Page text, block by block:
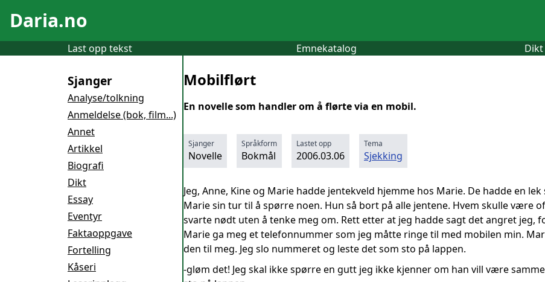
Daria.no
Last opp tekst Emnekatalog Dikt
Sjanger
Analyse/tolkning
Anmeldelse (bok, film...)
Annet
Artikkel
Biografi
Dikt
Essay
Eventyr
Faktaoppgave
Fortelling
Kåseri
Mobilflørt
En novelle som handler om å flørte via en mobil.
Sjanger
Novelle
Språkform
Bokmål
Lastet opp
2006.03.06
Tema
Sjekking
Jeg, Anne, Kine og Marie hadde jentekveld hjemme hos Marie. De hadde en
Marie sin tur til å spørre noen. Hun så bort på alle jentene. Hvem skulle være
svarte nødt uten å tenke meg om. Rett etter at jeg hadde sagt det angret jeg,
Marie ga meg et telefonnummer som jeg måtte ringe til med mobilen min.
den til meg. Jeg slo nummeret og leste det som sto på lappen.
-gløm det! Jeg skal ikke spørre en gutt jeg ikke kjenner om han vill være